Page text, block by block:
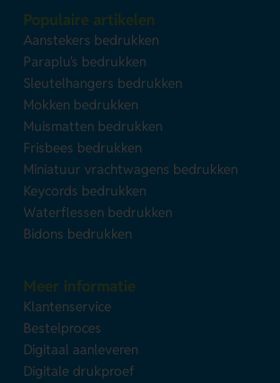
Populaire artikelen
Aanstekers bedrukken
Paraplu's bedrukken
Sleutelhangers bedrukken
Mokken bedrukken
Muismatten bedrukken
Frisbees bedrukken
Miniatuur vrachtwagens bedrukken
Keycords bedrukken
Waterflessen bedrukken
Bidons bedrukken
Meer informatie
Klantenservice
Bestelproces
Digitaal aanleveren
Digitale drukproef